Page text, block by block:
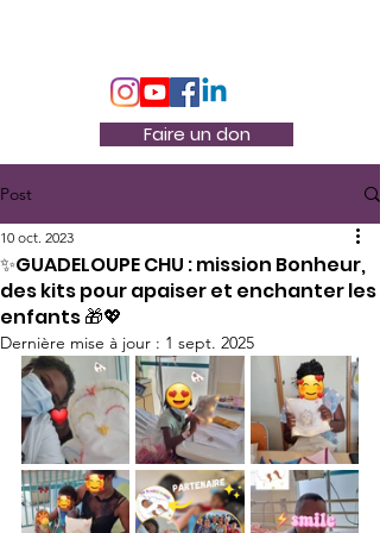
Faire un don
Post
✨GUADELOUPE CHU : mission Bonheur,
des kits pour apaiser et enchanter les
enfants 🎁💖
10 oct. 2023
Dernière mise à jour : 1 sept. 2025